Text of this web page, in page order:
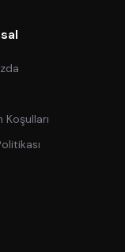
Koşulları